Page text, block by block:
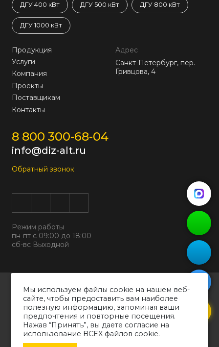
ДГУ 400 кВт ДГУ 500 кВт ДГУ 800 кВт
ДГУ 1000 кВт
Продукция
Услуги
Компания
Проекты
Поставщикам
Контакты
Адрес
Санкт-Петербург, пер.
Гривцова, 4
8 800 300-68-04
info@diz-alt.ru
Обратный звонок
Режим работы
пн-пт с 09:00 до 18:00
сб-вс Выходной
Все права защищены © 2026
ООО "ДИЗАЛЬТ"
ИНН 6318069799 ОГРН 1226300038194
Политика конфиденциальности
Согласие на обработку персональных данных
Обращаем ваше внимание на то, что вся информация о товарах,
Мы используем файлы cookie на нашем веб-
сайте, чтобы предоставить вам наиболее
полезную информацию, запоминая ваши
предпочтения и повторные посещения.
Нажав “Принять”, вы даете согласие на
использование ВСЕХ файлов cookie.